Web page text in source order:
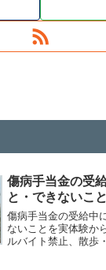
傷病手当金の受
と・できないこと
傷病手当金の受給中
ないことを実体験か
ルバイト禁止、散歩